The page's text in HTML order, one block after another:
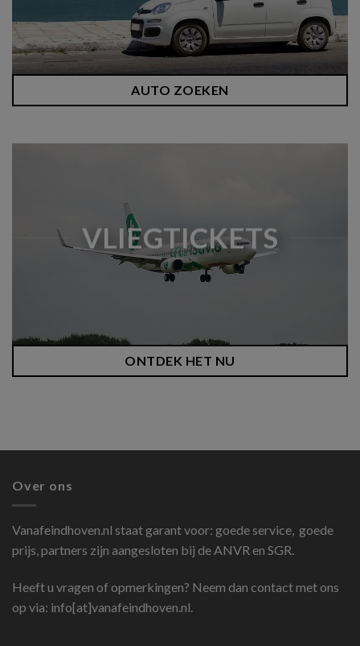
AUTO ZOEKEN
VLIEGTICKETS
ONTDEK HET NU
Over ons
Vanafeindhoven.nl staat garant voor: goede service, goede
prijs, partners zijn aangesloten bij de ANVR en SGR.
Heeft u vragen of opmerkingen? Neem dan contact met ons
op via: info[at]vanafeindhoven.nl.